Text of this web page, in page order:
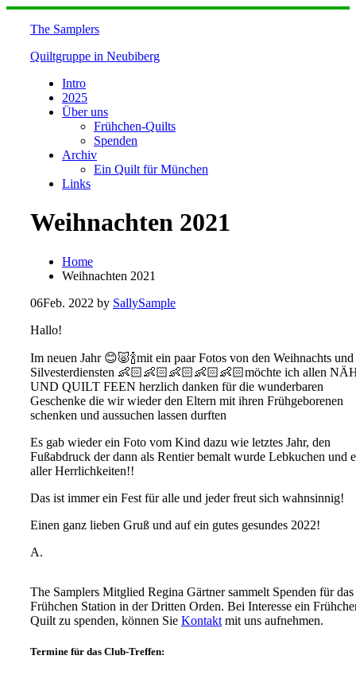
Skip
The Samplers
Quiltgruppe in Neubiberg
Intro
2025
Über uns
Frühchen-Quilts
Spenden
Archiv
Ein Quilt für München
Links
Weihnachten 2021
Home
Weihnachten 2021
06Feb. 2022 by SallySample
Hallo!
Im neuen Jahr 😊🐷🍾mit ein paar Fotos von den Weihnachts und
Silvesterdiensten 👶🏻👶🏻👶🏻👶🏻👶🏻möchte ich allen
UND QUILT FEEN herzlich danken für die wunderbaren
Geschenke die wir wieder den Eltern mit ihren Frühgeborenen
schenken und aussuchen lassen durften
Es gab wieder ein Foto vom Kind dazu wie letztes Jahr, den
Fußabdruck der dann als Rentier bemalt wurde Lebkuchen und
aller Herrlichkeiten!!
Das ist immer ein Fest für alle und jeder freut sich wahnsinnig!
Einen ganz lieben Gruß und auf ein gutes gesundes 2022!
A.
The Samplers Mitglied Regina Gärtner sammelt Spenden für das
Frühchen Station in der Dritten Orden. Bei Interesse ein
Quilt zu spenden, können Sie Kontakt mit uns aufnehmen.
Termine für das Club-Treffen: